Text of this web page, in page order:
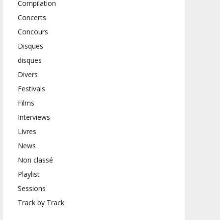
Compilation
Concerts
Concours
Disques
disques
Divers
Festivals
Films
Interviews
Livres
News
Non classé
Playlist
Sessions
Track by Track